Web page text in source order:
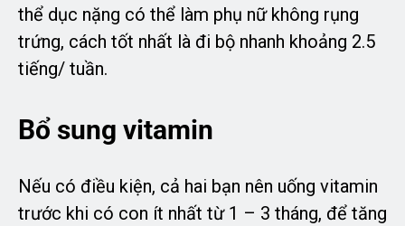
thể dục nặng có thể làm phụ nữ không rụng
trứng, cách tốt nhất là đi bộ nhanh khoảng 2.5
tiếng/ tuần.
Bổ sung vitamin
Nếu có điều kiện, cả hai bạn nên uống vitamin
trước khi có con ít nhất từ 1 – 3 tháng, để tăng